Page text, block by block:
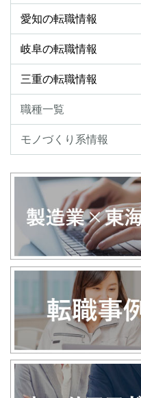
愛知の転職情報
岐阜の転職情報
三重の転職情報
職種一覧
モノづくり系情報